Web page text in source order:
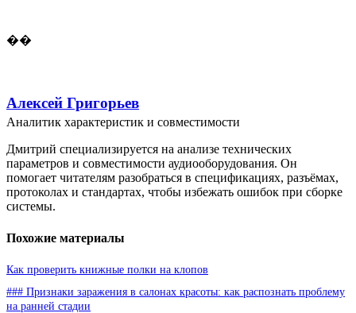
��
Алексей Григорьев
Аналитик характеристик и совместимости
Дмитрий специализируется на анализе технических
параметров и совместимости аудиооборудования. Он
помогает читателям разобраться в спецификациях, разъёмах,
протоколах и стандартах, чтобы избежать ошибок при сборке
системы.
Похожие материалы
Как проверить книжные полки на клопов
### Признаки заражения в салонах красоты: как распознать проблему
на ранней стадии